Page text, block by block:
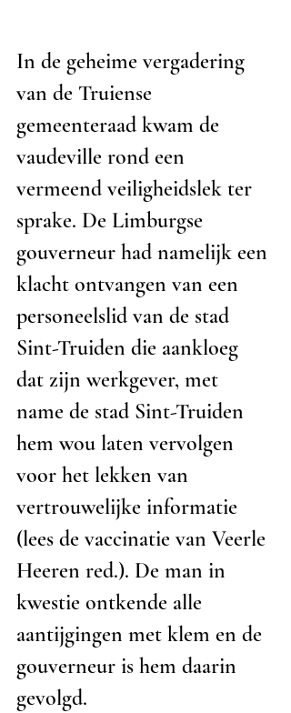
In de geheime vergadering
van de Truiense
gemeenteraad kwam de
vaudeville rond een
vermeend veiligheidslek ter
sprake. De Limburgse
gouverneur had namelijk een
klacht ontvangen van een
personeelslid van de stad
Sint-Truiden die aankloeg
dat zijn werkgever, met
name de stad Sint-Truiden
hem wou laten vervolgen
voor het lekken van
vertrouwelijke informatie
(lees de vaccinatie van Veerle
Heeren red.). De man in
kwestie ontkende alle
aantijgingen met klem en de
gouverneur is hem daarin
gevolgd.